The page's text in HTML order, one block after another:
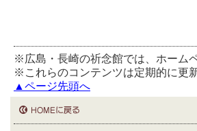
※広島・長崎の祈念館では、ホーム
※これらのコンテンツは定期的に更
▲ページ先頭へ